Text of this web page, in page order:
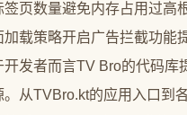
签页数量避免内存占用过高
载策略开启广告拦截功能
开发者而言TV Bro的代码库
。从TVBro.kt的应用入口到